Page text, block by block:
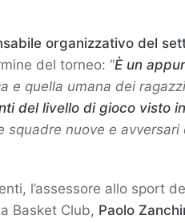
organizzativo del
del torneo: “È un
e quella umana dei
del livello di gioco visto
squadre nuove e
l’assessore allo sport
Basket Club, Paolo